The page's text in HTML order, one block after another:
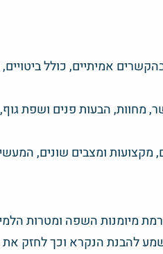
אמיתיים, כולל ביטויים,
מחוות, הבעות פנים ושפת
מקצועות ומצבים שונים,
רמת מיומנות השפה ומטרות
להבנת הנקרא וכך לחזק